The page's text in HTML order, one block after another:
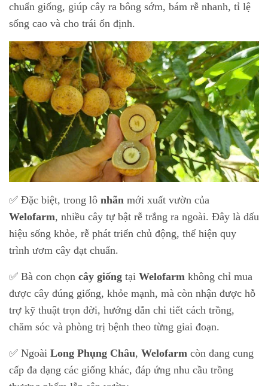
chuẩn giống, giúp cây ra bông sớm, bám rễ nhanh, tỉ lệ
sống cao và cho trái ổn định.
✅ Đặc biệt, trong lô nhãn mới xuất vườn của
Welofarm, nhiều cây tự bật rễ trắng ra ngoài. Đây là dấu
hiệu sống khỏe, rễ phát triển chủ động, thể hiện quy
trình ươm cây đạt chuẩn.
✅ Bà con chọn cây giống tại Welofarm không chỉ mua
được cây đúng giống, khỏe mạnh, mà còn nhận được hỗ
trợ kỹ thuật trọn đời, hướng dẫn chi tiết cách trồng,
chăm sóc và phòng trị bệnh theo từng giai đoạn.
✅ Ngoài Long Phụng Châu, Welofarm còn đang cung
cấp đa dạng các giống khác, đáp ứng nhu cầu trồng